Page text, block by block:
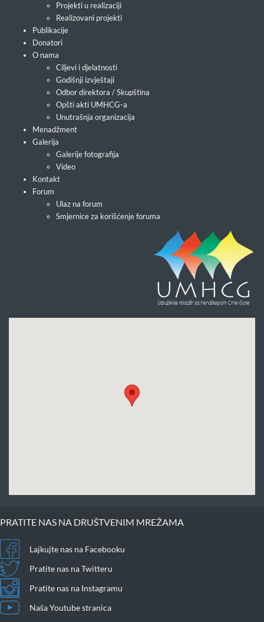
Projekti u realizaciji
Realizovani projekti
Publikacije
Donatori
O nama
Ciljevi i djelatnosti
Godišnji izvještaji
Odbor direktora / Skupština
Opšti akti UMHCG-a
Unutrašnja organizacija
Menadžment
Galerija
Galerije fotografija
Video
Kontakt
Forum
Ulaz na forum
Smjernice za korišćenje foruma
PRATITE NAS NA DRUŠTVENIM MREŽAMA
Lajkujte nas na Facebooku
Pratite nas na Twitteru
Pratite nas na Instagramu
Naša Youtube stranica